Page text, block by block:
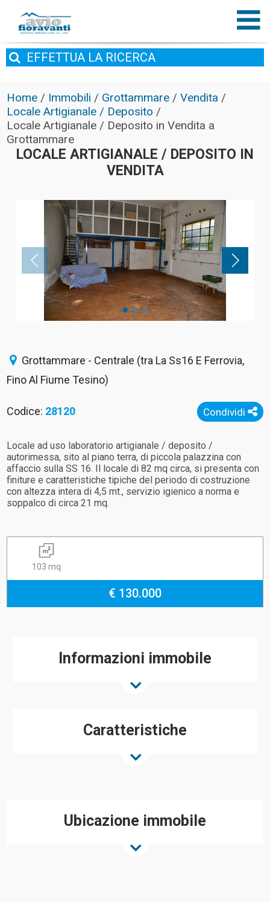
EFFETTUA LA RICERCA
Home / Immobili / Grottammare /Vendita /
Locale Artigianale / Deposito /
Locale Artigianale / Deposito in Vendita a
Grottammare
LOCALE ARTIGIANALE / DEPOSITO IN
VENDITA
Grottammare - Centrale (tra La Ss16 E Ferrovia,
Fino Al Fiume Tesino)
Condividi
Codice: 28120
Locale ad uso laboratorio artigianale / deposito /
autorimessa, sito al piano terra, di piccola palazzina con
affaccio sulla SS 16. Il locale di 82 mq circa, si presenta con
finiture e caratteristiche tipiche del periodo di costruzione
con altezza intera di 4,5 mt., servizio igienico a norma e
soppalco di circa 21 mq.
103 mq
€ 130.000
Informazioni immobile
Caratteristiche
Ubicazione immobile